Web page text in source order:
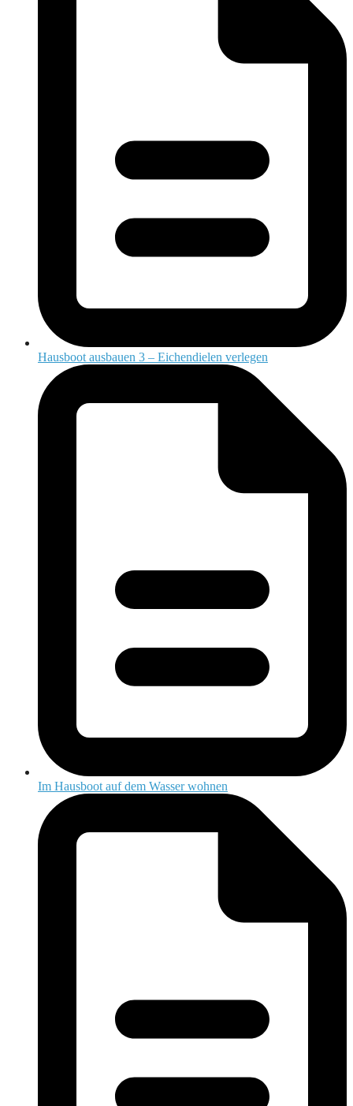
Hausboot ausbauen 3 – Eichendielen verlegen
Im Hausboot auf dem Wasser wohnen